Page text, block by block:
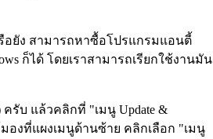
ยัง สามารถหาซื้อโปรแกรมแอนตี้
ก็ได้ โดยเราสามารถเรียกใช้งานมัน
ครับ แล้วคลิกที่ "เมนู Update &
มองที่แผงเมนูด้านซ้าย คลิกเลือก "เมนู